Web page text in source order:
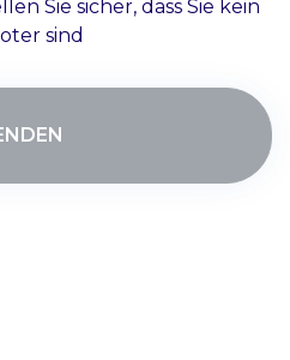
Sie sicher, dass Sie kein
sind